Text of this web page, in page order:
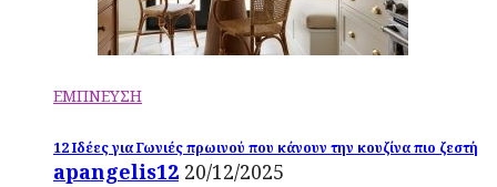
ΕΜΠΝΕΥΣΗ
12 Ιδέες για Γωνιές πρωινού που κάνουν την κουζίνα πιο ζεστή
apangelis12 20/12/2025